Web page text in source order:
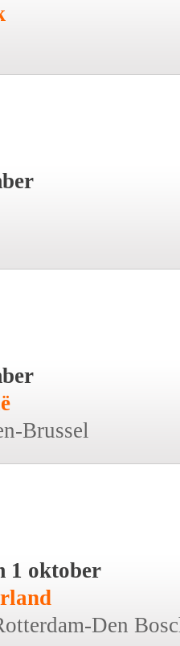
Brussel
1 oktober
Den